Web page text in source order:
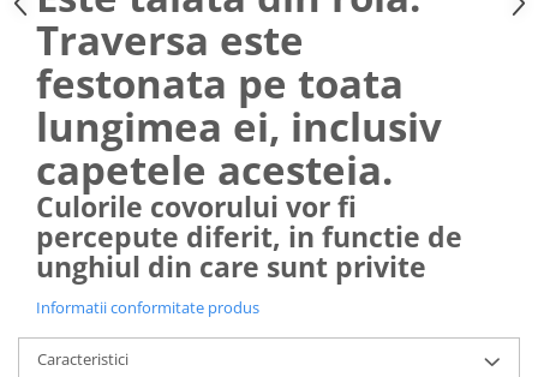
Traversa este
festonata pe toata
lungimea ei, inclusiv
capetele acesteia.
Culorile covorului vor fi
percepute diferit, in functie de
unghiul din care sunt privite
Informatii conformitate produs
Caracteristici